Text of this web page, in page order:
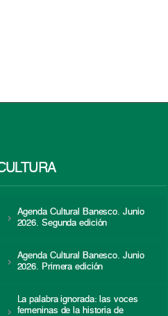
Agenda Cultural Banesco. Junio
2026. Segunda edición
Agenda Cultural Banesco. Junio
2026. Primera edición
La palabra ignorada: las voces
femeninas de la historia de